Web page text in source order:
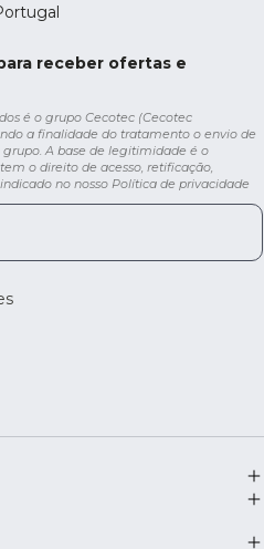
receber ofertas e
é o grupo Cecotec (Cecotec
a finalidade do tratamento o envio de
A base de legitimidade é o
o direito de acesso, retificação,
no nosso Política de privacidade